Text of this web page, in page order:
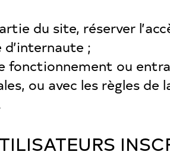
du site, réserver
;
fonctionnement ou
ou avec les règles de